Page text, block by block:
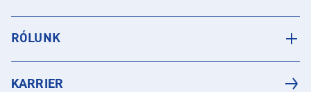
RÓLUNK
KARRIER